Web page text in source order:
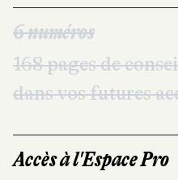
6 numéros
168 pages de
dans vos futures
Accès à l'Espace Pro